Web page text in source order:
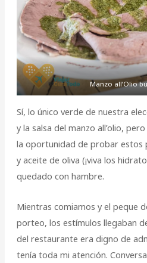
Manzo all’Olio
Sí, lo único verde de nuestra
y la salsa del manzo all’olio,
la oportunidad de probar estos
y aceite de oliva (¡viva los
quedado con hambre.
Mientras comiamos y el peque
porteo, los estímulos llegaban
del restaurante era digno de
tenía toda mi atención.